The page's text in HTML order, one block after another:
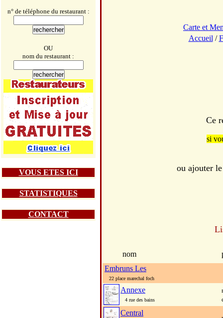
n° de téléphone du restaurant :
OU
nom du restaurant :
VOUS ETES ICI
STATISTIQUES
CONTACT
Carte et
Accueil /
Ce
si
ou ajouter
nom
Embruns Les
22 place marechal foch
Annexe
4 rue des bains
Central